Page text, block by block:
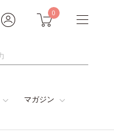
0
マガジン